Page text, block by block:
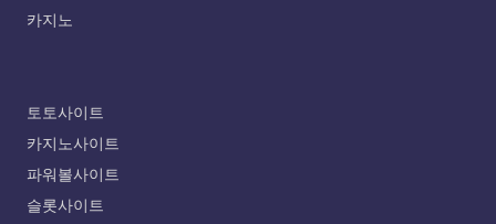
카지노
토토사이트
카지노사이트
파워볼사이트
슬롯사이트